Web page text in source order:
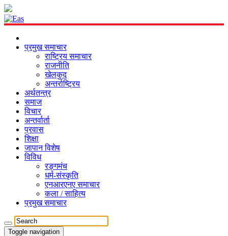
प्रमुख समाचार
राष्ट्रिय समाचार
राजनीति
खेलकुद
अन्तर्राष्ट्रिय
अर्थतन्त्र
समाज
विचार
अन्तर्वार्ता
प्रवास
शिक्षा
जापान विशेष
विविध
रङ्गमंच
धर्म-संस्कृति
एनआरएनए समाचार
कला / साहित्य
प्रमुख समाचार
Toggle navigation